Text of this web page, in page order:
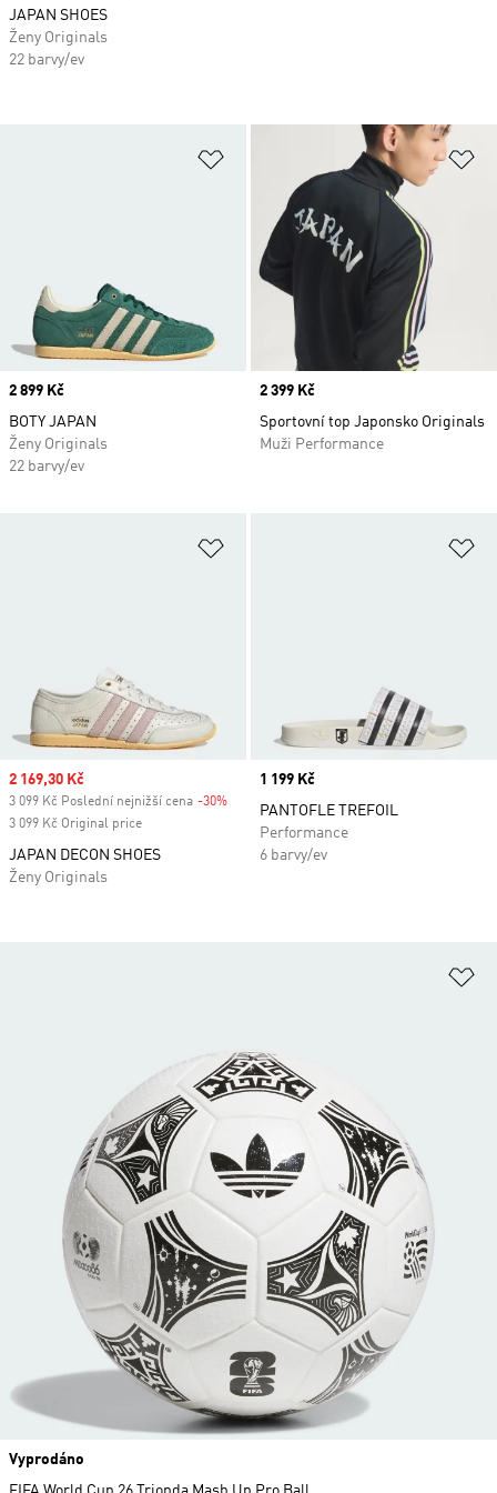
Přidat do seznamu přání
Price
2 899 Kč
BOTY JAPAN
Ženy Originals
22 barvy/ev
Price
2 399 Kč
Sportovní top Japonsko Originals
Muži Performance
Sale price
2 169,30 Kč
3 099 Kč Poslední nejnižší cena -30% Discount
3 099 Kč Original price
JAPAN DECON SHOES
Ženy Originals
Price
1 199 Kč
PANTOFLE TREFOIL
Performance
6 barvy/ev
Vyprodáno
JAPAN SHOES
Ženy Originals
22 barvy/ev